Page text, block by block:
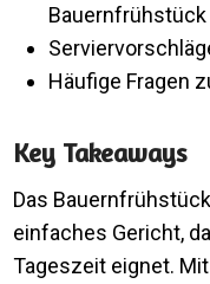
Häufige Fragen
Key Takeaways
Das
einfaches Gericht,
Tageszeit eignet.